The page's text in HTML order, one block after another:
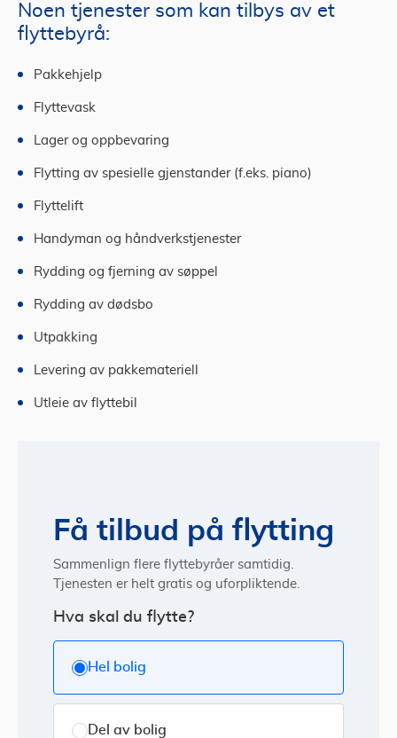
Noen tjenester som kan tilbys av et
flyttebyrå:
Pakkehjelp
Flyttevask
Lager og oppbevaring
Flytting av spesielle gjenstander (f.eks. piano)
Flyttelift
Handyman og håndverkstjenester
Rydding og fjerning av søppel
Rydding av dødsbo
Utpakking
Levering av pakkemateriell
Utleie av flyttebil
Få tilbud på flytting
Sammenlign flere flyttebyråer samtidig.
Tjenesten er helt gratis og uforpliktende.
Hva skal du flytte?
Hel bolig
Del av bolig